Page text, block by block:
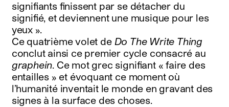
signifiants finissent par se détacher du
signifié, et deviennent une musique pour les
yeux ».
Ce quatrième volet deDo The Write Thing
conclut ainsi ce premier cycle consacré au
graphein. Ce mot grec signifiant « faire des
entailles » et évoquant ce moment où
l’humanité inventait le monde en gravant des
signes à la surface des choses.